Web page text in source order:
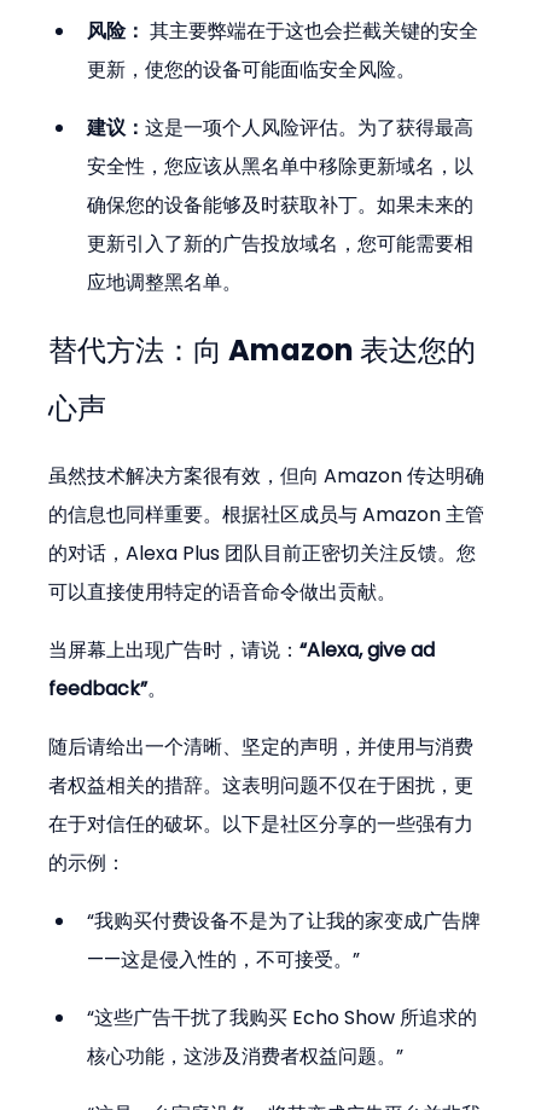
风险： 其主要弊端在于这也会拦截关键的安全
更新，使您的设备可能面临安全风险​​。
建议：这是一项个人风险评估。为了获得最高
安全性，您应该从黑名单中移除更新域名，以
确保您的设备能够及时获取补丁。如果未来的
更新引入了新的广告投放域名，您可能需要相
应地调整黑名单。
替代方法：向 Amazon 表达您的
心声
虽然技术解决方案很有效，但向 Amazon 传达明确
的信息也同样重要。根据社区成员与 Amazon 主管
的对话，Alexa Plus 团队目前正密切关注反馈。您
可以直接使用特定的语音命令做出贡献。
当屏幕上出现广告时，请说：“Alexa, give ad
feedback”。
随后请给出一个清晰、坚定的声明，并使用与消费
者权益相关的措辞。这表明问题不仅在于困扰，更
在于对信任的破坏。以下是社区分享的一些强有力
的示例：
“我购买付费设备不是为了让我的家变成广告牌
——这是侵入性的，不可接受。”
“这些广告干扰了我购买 Echo Show 所追求的
核心功能，这涉及消费者权益问题。”